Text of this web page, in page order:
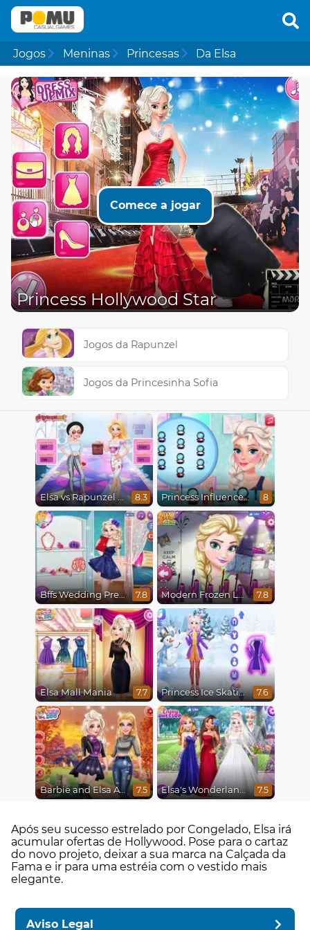
Jogos Meninas Princesas Da Elsa
Comece a jogar
Princess Hollywood Star
Jogos da Rapunzel
Jogos da Princesinha Sofia
Elsa vs Rapunzel Fashion Game 8.3 Princess Influencer Winter Wonderland 8
Bffs Wedding Prep 7.8 Modern Frozen Looks 7.8
Elsa Mall Mania 7.7 Princess Ice Skating Adventure 7.6
Barbie and Elsa Autumn Patterns 7.5 Elsa's Wonderland Wedding 7.5
Após seu sucesso estrelado por Congelado, Elsa irá
acumular ofertas de Hollywood. Pose para o cartaz
do novo projeto, deixar a sua marca na Calçada da
Fama e ir para uma estréia com o vestido mais
elegante.
Aviso Legal